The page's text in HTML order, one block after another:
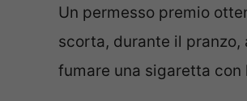
Un permesso premio
scorta, durante il
fumare una sigaretta con